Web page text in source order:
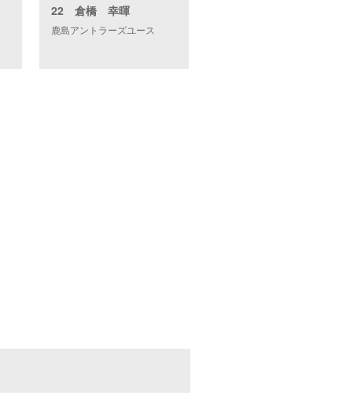
22 倉橋 幸暉
鹿島アントラーズユース